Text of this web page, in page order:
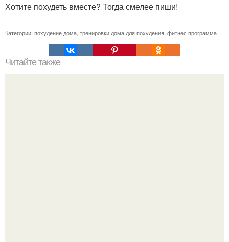
Хотите похудеть вместе? Тогда смелее пиши!
Категории: похудение дома тренировки дома для похудения фитнес программа
Читайте также